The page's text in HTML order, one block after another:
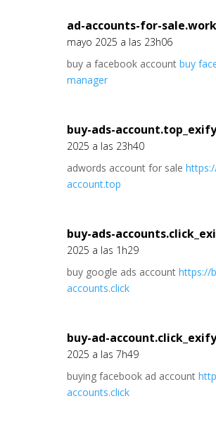
ad-accounts-for-
mayo 2025 a las 23h06
buy a facebook account buy
manager
buy-ads-account.top_exify
2025 a las 23h40
adwords account for sale
account.top
buy-ads-
2025 a las 1h29
buy google ads account https://
accounts.click
buy-ad-account.click_exify
2025 a las 7h49
buying facebook ad account
accounts.click